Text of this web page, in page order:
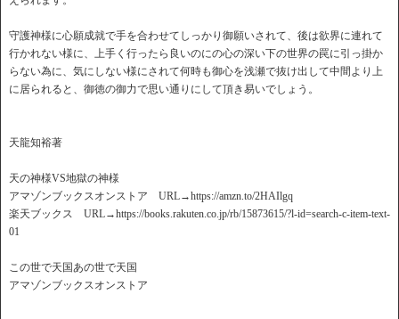
守護神様に心願成就で手を合わせてしっかり御願いされて、後は欲界に連れて
行かれない様に、上手く行ったら良いのにの心の深い下の世界の罠に引っ掛か
らない為に、気にしない様にされて何時も御心を浅瀬で抜け出して中間より上
に居られると、御徳の御力で思い通りにして頂き易いでしょう。
天龍知裕著
天の神様VS地獄の神様
アマゾンブックスオンストア URL→https://amzn.to/2HAIlgq
楽天ブックス URL→https://books.rakuten.co.jp/rb/15873615/?l-id=search-c-item-text-
01
この世で天国あの世で天国
アマゾンブックスオンストア